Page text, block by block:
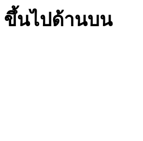
ขึ้นไปด้านบน